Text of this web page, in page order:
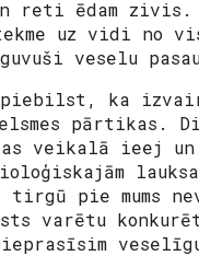
un reti ēdam
uz vidi no
veselu
ka
veikalā ieej
tirgū pie mums
varētu